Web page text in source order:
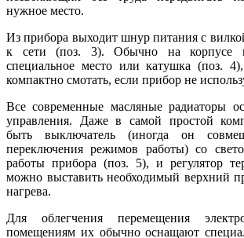
нужное место.
Из прибора выходит шнур питания с
к сети (поз. 3). Обычно на корпусе
специальное место или катушка (поз.
компактно смотать, если прибор не
Все современные масляные радиаторы
управления. Даже в самой простой
быть выключатель (иногда он
переключения режимов работы) со
работы прибора (поз. 5), и регулятор
можно выставить необходимый верхний
нагрева.
Для облегчения перемещения
помещениям их обычно оснащают